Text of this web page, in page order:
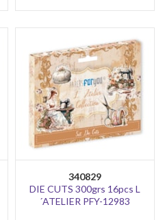
340829
DIE CUTS 300grs 16pcs L
´ATELIER PFY-12983